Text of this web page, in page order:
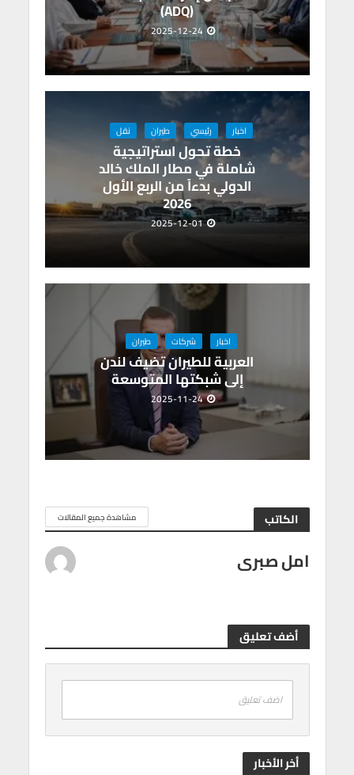
(ADQ)
2025-12-24
اخبار رئيسي طيران نقل
خطة تحول استراتيجية
شاملة في مطار الملك خالد
الدولي بدءاً من الربع الأول
2026
2025-12-01
اخبار شركات طيران
العربية للطيران تضيف لندن
إلى شبكتها المتوسعة
2025-11-24
الكاتب مشاهدة جميع المقالات
امل صبرى
أضف تعليق
اضف تعليق
أخر الأخبار